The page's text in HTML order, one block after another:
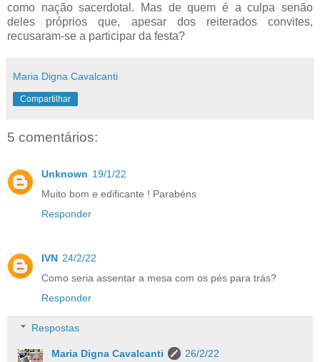
como nação sacerdotal. Mas de quem é a culpa senão
deles próprios que, apesar dos reiterados convites,
recusaram-se a participar da festa?
Maria Digna Cavalcanti
Compartilhar
5 comentários:
Unknown 19/1/22
Muito bom e edificante ! Parabéns
Responder
IVN 24/2/22
Como seria assentar a mesa com os pés para trás?
Responder
Respostas
Maria Digna Cavalcanti
26/2/22